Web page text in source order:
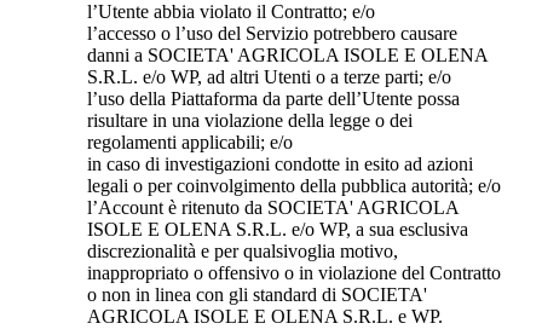
l’Utente abbia violato il Contratto; e/o
l’accesso o l’uso del Servizio potrebbero causare
danni a SOCIETA' AGRICOLA ISOLE E OLENA
S.R.L. e/o WP, ad altri Utenti o a terze parti; e/o
l’uso della Piattaforma da parte dell’Utente possa
risultare in una violazione della legge o dei
regolamenti applicabili; e/o
in caso di investigazioni condotte in esito ad azioni
legali o per coinvolgimento della pubblica autorità; e/o
l’Account è ritenuto da SOCIETA' AGRICOLA
ISOLE E OLENA S.R.L. e/o WP, a sua esclusiva
discrezionalità e per qualsivoglia motivo,
inappropriato o offensivo o in violazione del Contratto
o non in linea con gli standard di SOCIETA'
AGRICOLA ISOLE E OLENA S.R.L. e WP.